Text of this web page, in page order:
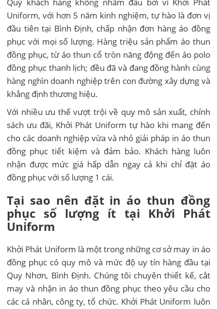
Uniform, với hơn 5 năm kinh nghiệm, tự hào là đơn vị
đầu tiên tại Bình Định, chấp nhận đơn hàng áo đồng
phục với mọi số lượng. Hàng triệu sản phẩm áo thun
đồng phục, từ áo thun cổ tròn năng động đến áo polo
đồng phục thanh lịch; đều đã và đang đồng hành cùng
hàng nghìn doanh nghiệp trên con đường xây dựng và
khẳng định thương hiệu.
Với nhiều ưu thế vượt trội về quy mô sản xuất, chính
sách ưu đãi, Khởi Phát Uniform tự hào khi mang đến
cho các doanh nghiệp vừa và nhỏ giải pháp in áo thun
đồng phục tiết kiệm và đảm bảo. Khách hàng luôn
nhận được mức giá hấp dẫn ngay cả khi chỉ đặt áo
đồng phục với số lượng 1 cái.
Tại sao nên đặt in áo thun đồng
phục số lượng ít tại Khởi Phát
Uniform
Khởi Phát Uniform là một trong những cơ sở may in áo
đồng phục có quy mô và mức độ uy tín hàng đầu tại
Quy Nhơn, Bình Định. Chúng tôi chuyên thiết kế, cắt
may và nhận in áo thun đồng phục theo yêu cầu cho
các cá nhân, công ty, tổ chức. Khởi Phát Uniform luôn